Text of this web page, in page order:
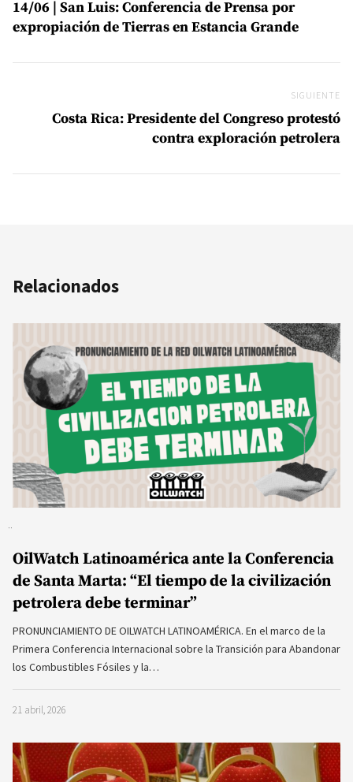
14/06 | San Luis: Conferencia de Prensa por
expropiación de Tierras en Estancia Grande
SIGUIENTE
Costa Rica: Presidente del Congreso protestó
contra exploración petrolera
Relacionados
OilWatch Latinoamérica ante la Conferencia
de Santa Marta: “El tiempo de la civilización
petrolera debe terminar”
PRONUNCIAMIENTO DE OILWATCH LATINOAMÉRICA. En el marco de la
Primera Conferencia Internacional sobre la Transición para Abandonar
los Combustibles Fósiles y la…
21 abril, 2026